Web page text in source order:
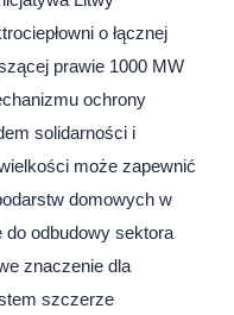
o łącznej
prawie 1000 MW
ochrony
solidarności i
może zapewnić
domowych w
do odbudowy sektora
znaczenie dla
szczerze